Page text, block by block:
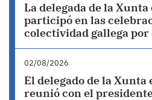
La delegada de la
participó en las
colectividad gallega por
02/08/2026
El delegado de la Xunta
reunió con el